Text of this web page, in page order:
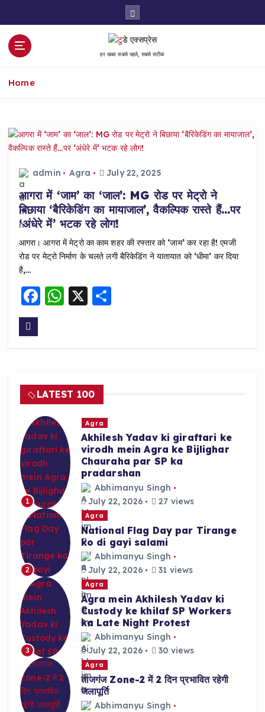
हर खबर सबसे पहले, सबसे सटीक
Home
admin Agra July 22, 2025
आगरा में ‘जाम’ का ‘जाल’: MG रोड पर मेट्रो ने
बिछाया ‘बैरिकेडिंग का मायाजाल’, वैकल्पिक रास्ते हैं…पर
‘अंधेरे में’ भटक रहे लोग!
आगरा। आगरा में मेट्रो का काम शहर की रफ्तार को ‘जाम’ कर रहा है! एमजी
रोड पर मेट्रो निर्माण के चलते लगी बैरिकेडिंग ने यातायात को ‘धीमा’ कर दिया
है,…
F
o
o
k
W
p
p
X S
LATEST 100
1
Agra
Akhilesh Yadav ki giraftari ke
virodh mein Agra ke Bijlighar
Chauraha par SP ka
pradarshan
Abhimanyu Singh
July 22, 2026
27 views
2
Agra
National Flag Day par Tirange
ko di gayi salami
Abhimanyu Singh
July 22, 2026
31 views
3
Agra
Agra mein Akhilesh Yadav ki
Custody ke khilaf SP Workers
ka Late Night Protest
Abhimanyu Singh
July 22, 2026
30 views
Agra
ताजगंज Zone-2 में 2 दिन प्रभावित रहेगी
जलापूर्ति
Abhimanyu Singh